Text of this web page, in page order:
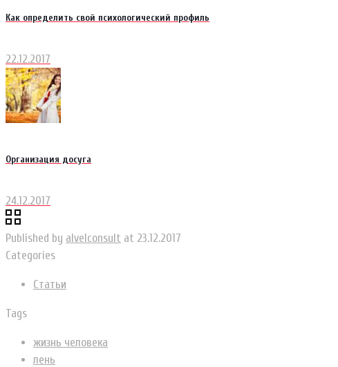
Как определить свой психологический профиль
22.12.2017
Организация досуга
24.12.2017
Published by alvelconsult at 23.12.2017
Categories
Статьи
Tags
жизнь человека
лень